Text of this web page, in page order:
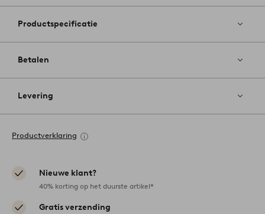
Productspecificatie
Betalen
Levering
Productverklaring
Nieuwe klant?
40% korting op het duurste artikel*
Gratis verzending